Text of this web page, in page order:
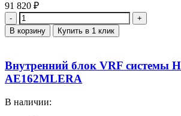
91 820 ₽
Количество
В корзину Купить в 1 клик
Внутренний блок VRF системы
AE162MLERA
В наличии: